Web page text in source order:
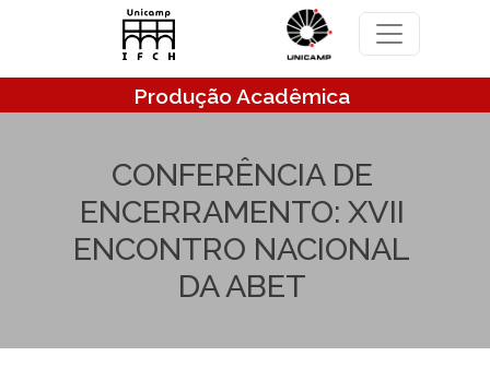
Pular para o conteúdo principal
Produção Acadêmica
CONFERÊNCIA DE
ENCERRAMENTO: XVII
ENCONTRO NACIONAL
DA ABET